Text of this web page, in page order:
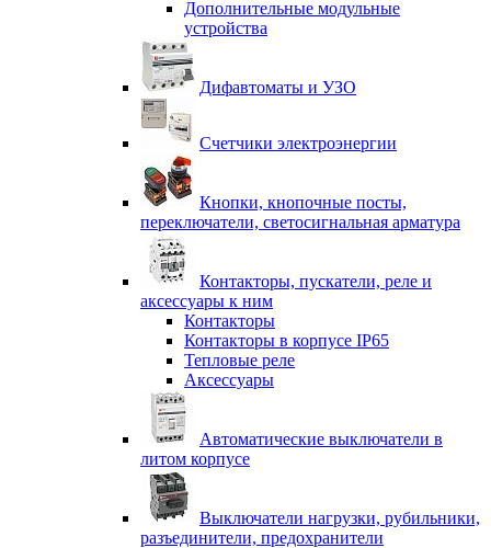
Дополнительные модульные
устройства
Дифавтоматы и УЗО
Счетчики электроэнергии
Кнопки, кнопочные посты,
переключатели, светосигнальная арматура
Контакторы, пускатели, реле и
аксессуары к ним
Контакторы
Контакторы в корпусе IP65
Тепловые реле
Аксессуары
Автоматические выключатели в
литом корпусе
Выключатели нагрузки, рубильники,
разъединители, предохранители